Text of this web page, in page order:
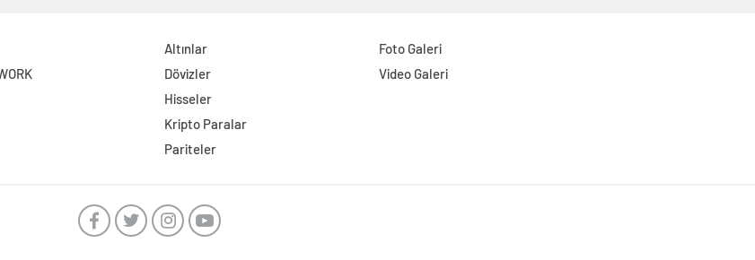
Altınlar
Dövizler
Hisseler
Kripto Paralar
Pariteler
Foto Galeri
Video Galeri